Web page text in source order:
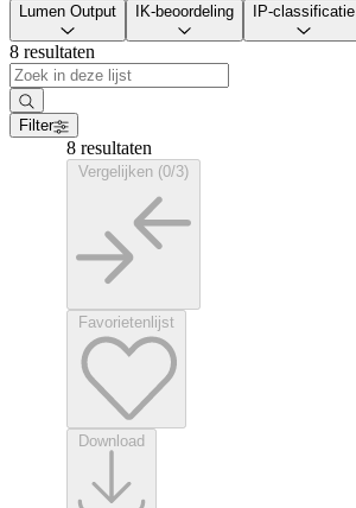
Lumen Output IK-beoordeling IP-classificatie
8 resultaten
Filter
8 resultaten